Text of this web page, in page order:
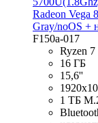
Radeon Vega
Gray/noOS
F150a-017
Ryzen
16 ГБ
15,6''
1 ТБ